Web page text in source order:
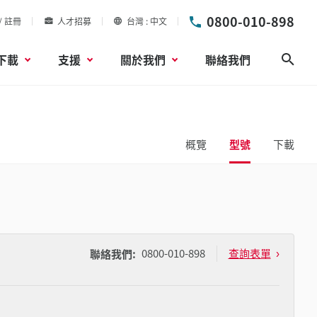
註冊 人才招募 台灣 中文 0800-010-898
載 支援 關於我們 聯絡我們
概覽 型號 下載
聯絡我們: 0800-010-898 查詢表單